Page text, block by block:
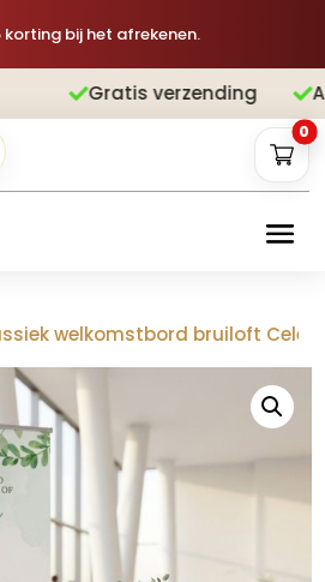
korting bij het afrekenen.
verzending Achteraf
0
welkomstbord bruiloft